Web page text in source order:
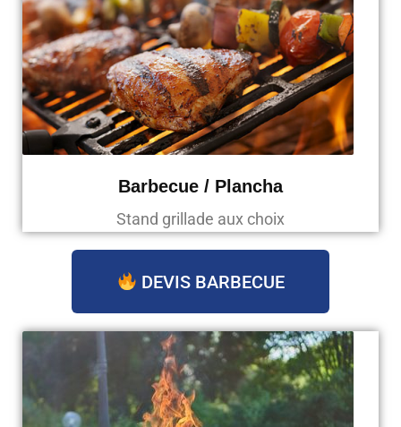
Barbecue / Plancha
Stand grillade aux choix
DEVIS BARBECUE